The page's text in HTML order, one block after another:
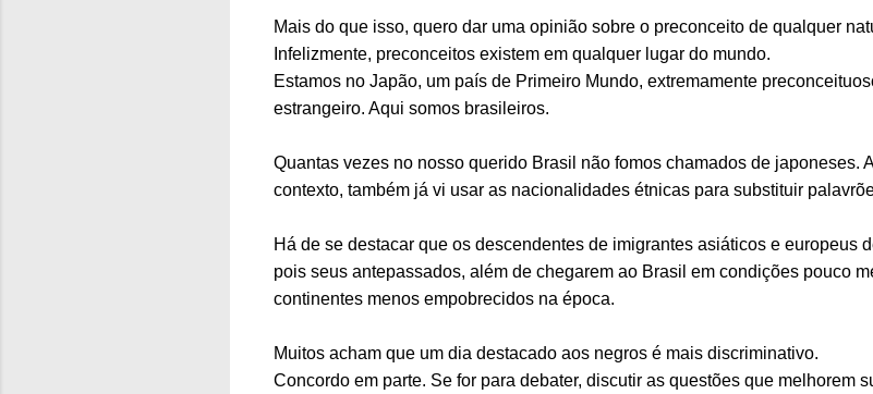
Mais do que isso, quero dar uma opinião sobre o preconceito de qualquer
Infelizmente, preconceitos existem em qualquer lugar do mundo.
Estamos no Japão, um país de Primeiro Mundo, extremamente
estrangeiro. Aqui somos brasileiros.
Quantas vezes no nosso querido Brasil não fomos chamados de japoneses.
contexto, também já vi usar as nacionalidades étnicas para substituir
Há de se destacar que os descendentes de imigrantes asiáticos e europeus
pois seus antepassados, além de chegarem ao Brasil em condições pouco
continentes menos empobrecidos na época.
Muitos acham que um dia destacado aos negros é mais discriminativo.
Concordo em parte. Se for para debater, discutir as questões que melhorem